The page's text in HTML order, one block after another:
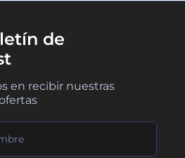
de
en recibir nuestras